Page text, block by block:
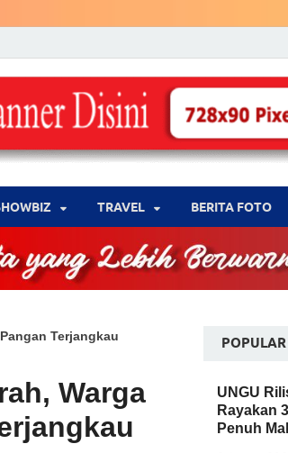
.com
Berwarna
‎TRAVEL BERITA FOTO
Terjangkau
Warga
POPULAR
UNGU
Rayakan
Penuh